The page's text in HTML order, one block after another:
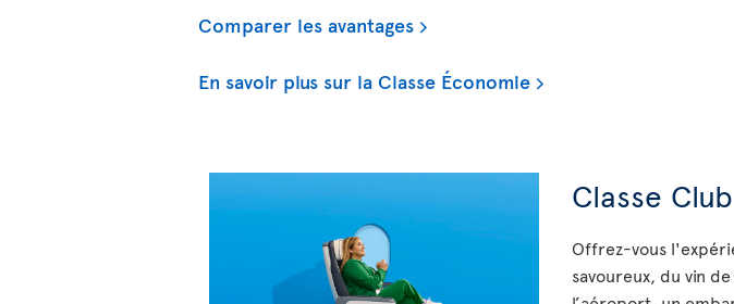
Comparer les avantages
En savoir plus sur la Classe Économie
Classe Club
Offrez-vous
savoureux, du vin